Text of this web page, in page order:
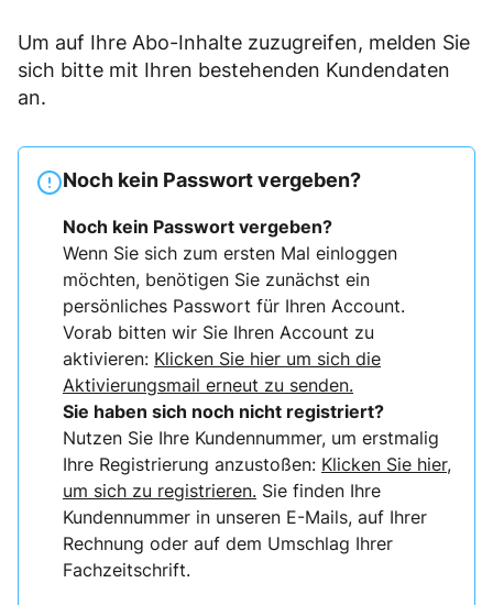
Um auf Ihre Abo-Inhalte zuzugreifen, melden Sie
sich bitte mit Ihren bestehenden Kundendaten
an.
Noch kein Passwort vergeben?
Noch kein Passwort vergeben?
Wenn Sie sich zum ersten Mal einloggen
möchten, benötigen Sie zunächst ein
persönliches Passwort für Ihren Account.
Vorab bitten wir Sie Ihren Account zu
aktivieren: Klicken Sie hier um sich die
Aktivierungsmail erneut zu senden.
Sie haben sich noch nicht registriert?
Nutzen Sie Ihre Kundennummer, um erstmalig
Ihre Registrierung anzustoßen: Klicken Sie hier,
um sich zu registrieren. Sie finden Ihre
Kundennummer in unseren E-Mails, auf Ihrer
Rechnung oder auf dem Umschlag Ihrer
Fachzeitschrift.